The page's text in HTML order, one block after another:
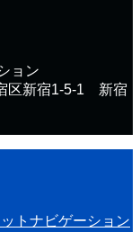
ョン
区新宿1-5-1 新宿
トナビゲーション